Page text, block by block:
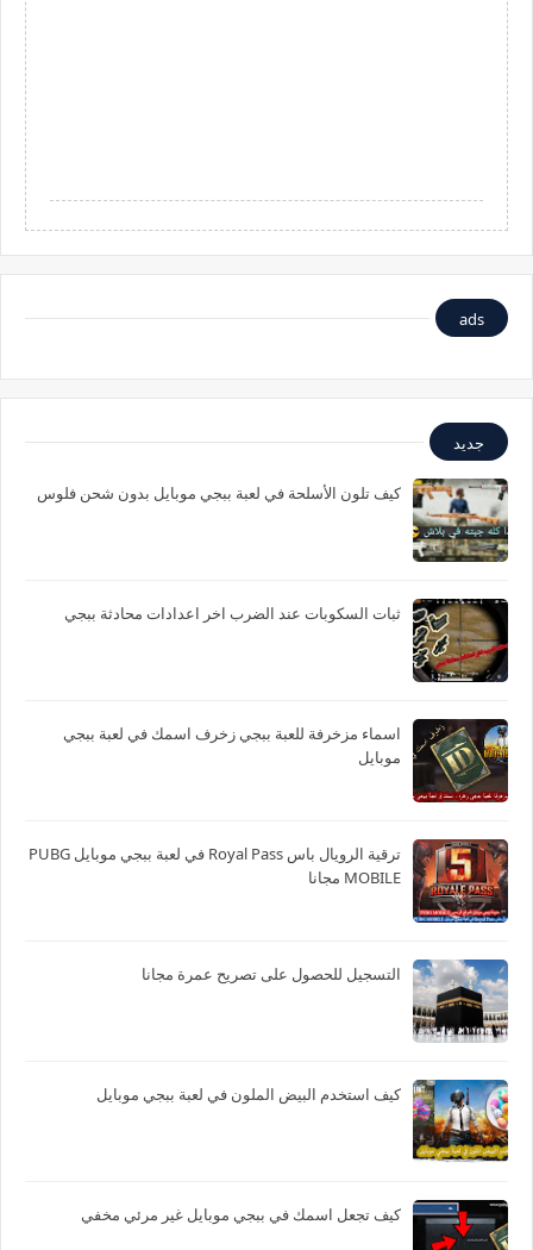
ads
جديد
كيف تلون الأسلحة في لعبة ببجي موبايل بدون شحن فلوس
ثبات السكوبات عند الضرب اخر اعدادات محادثة ببجي
اسماء مزخرفة للعبة ببجي زخرف اسمك في لعبة ببجي
موبايل
ترقية الرويال باس Royal Pass في لعبة ببجي موبايل PUBG
MOBILE مجانا
التسجيل للحصول على تصريح عمرة مجانا
كيف استخدم البيض الملون في لعبة ببجي موبايل
كيف تجعل اسمك في ببجي موبايل غير مرئي مخفي